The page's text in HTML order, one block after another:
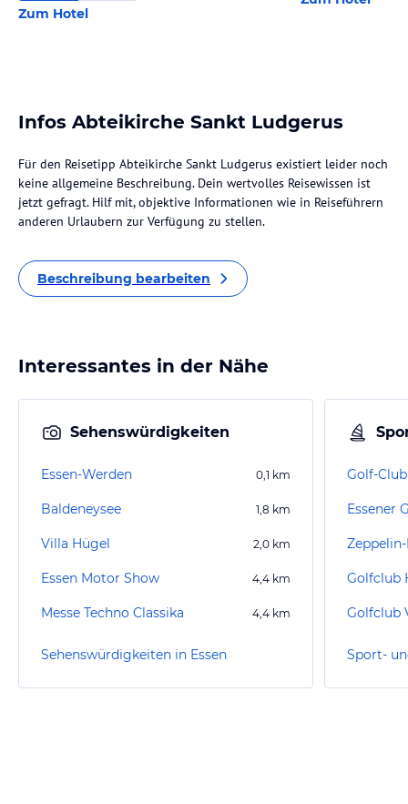
Zum Hotel
Infos Abteikirche Sankt Ludgerus
Für den Reisetipp Abteikirche Sankt Ludgerus existiert leider noch
keine allgemeine Beschreibung. Dein wertvolles Reisewissen ist
jetzt gefragt. Hilf mit, objektive Informationen wie in Reiseführern
anderen Urlaubern zur Verfügung zu stellen.
Beschreibung bearbeiten
Interessantes in der Nähe
Sehenswürdigkeiten
Essen-Werden 0,1 km
Baldeneysee 1,8 km
Villa Hügel 2,0 km
Essen Motor Show 4,4 km
Messe Techno Classika 4,4 km
Sehenswürdigkeiten in Essen
Golf-Club
Golfclub
Sport-